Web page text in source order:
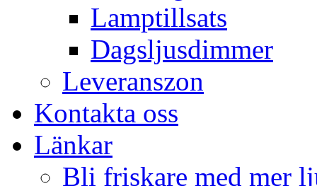
Lamptillsats
Dagsljusdimmer
Leveranszon
Kontakta oss
Länkar
Bli friskare med mer